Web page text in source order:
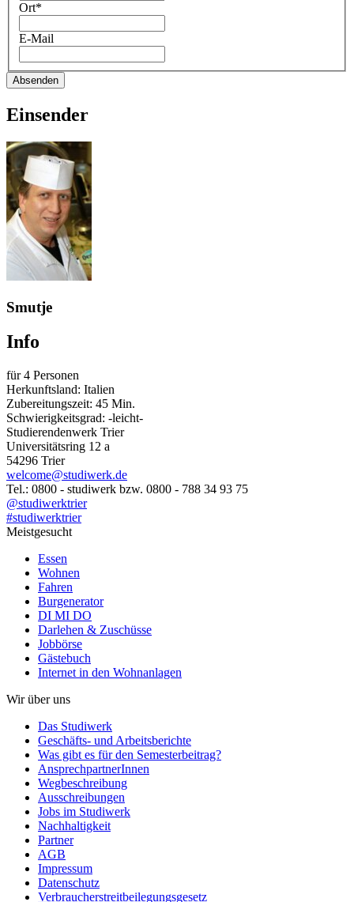
Ort*
E-Mail
Absenden
Einsender
Smutje
Info
für 4 Personen
Herkunftsland: Italien
Zubereitungszeit: 45 Min.
Schwierigkeitsgrad: -leicht-
Studierendenwerk Trier
Universitätsring 12 a
54296 Trier
welcome@studiwerk.de
Tel.: 0800 - studiwerk bzw. 0800 - 788 34 93 75
@studiwerktrier
#studiwerktrier
Meistgesucht
Essen
Wohnen
Fahren
Burgenerator
DI MI DO
Darlehen & Zuschüsse
Jobbörse
Gästebuch
Internet in den Wohnanlagen
Wir über uns
Das Studiwerk
Geschäfts- und Arbeitsberichte
Was gibt es für den Semesterbeitrag?
AnsprechpartnerInnen
Wegbeschreibung
Ausschreibungen
Jobs im Studiwerk
Nachhaltigkeit
Partner
AGB
Impressum
Datenschutz
Verbraucherstreitbeilegungsgesetz